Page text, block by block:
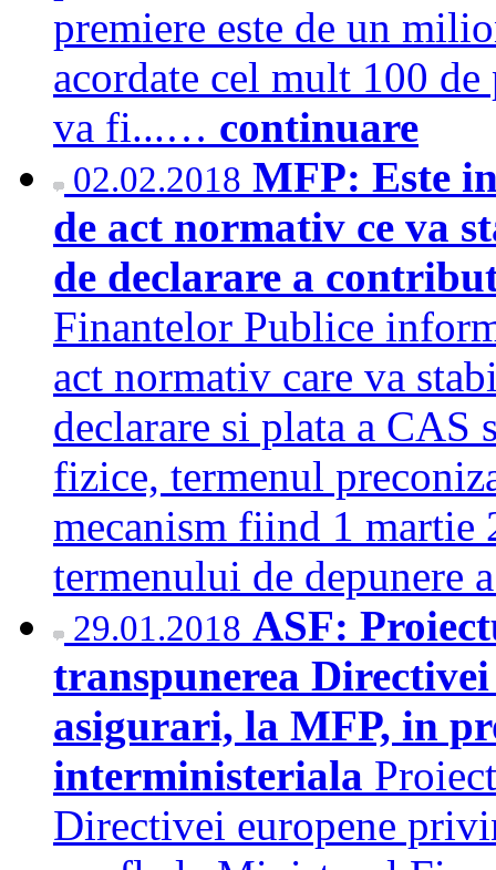
premiere este de un
acordate cel mult 100
va fi...… continuare
02.02.2018 MFP: Este
de act normativ ce va
de declarare a
Finantelor Publice
act normativ care va
declarare si plata a CAS
fizice, termenul
mecanism fiind 1
termenului de
29.01.2018 ASF:
transpunerea
asigurari, la MFP, in
interministeriala
Directivei europene